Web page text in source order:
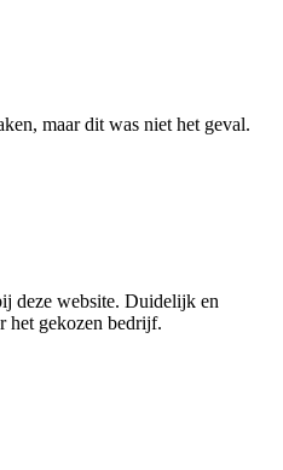
maar dit was niet het geval.
deze website. Duidelijk en
het gekozen bedrijf.